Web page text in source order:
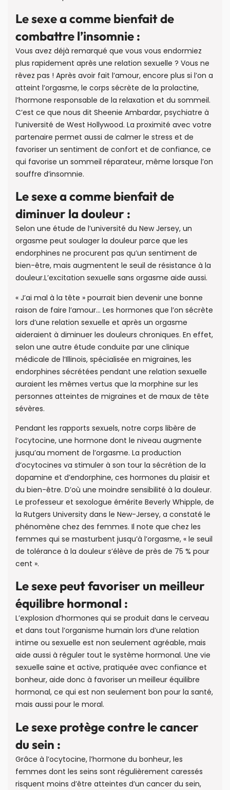
Le sexe a comme bienfait de
combattre l’insomnie :
Vous avez déjà remarqué que vous vous endormiez
plus rapidement après une relation sexuelle ? Vous ne
rêvez pas ! Après avoir fait l’amour, encore plus si l’on a
atteint l’orgasme, le corps sécrète de la prolactine,
l’hormone responsable de la relaxation et du sommeil.
C’est ce que nous dit Sheenie Ambardar, psychiatre à
l’université de West Hollywood. La proximité avec votre
partenaire permet aussi de calmer le stress et de
favoriser un sentiment de confort et de confiance, ce
qui favorise un sommeil réparateur, même lorsque l’on
souffre d’insomnie.
Le sexe a comme bienfait de
diminuer la douleur :
Selon une étude de l’université du New Jersey, un
orgasme peut soulager la douleur parce que les
endorphines ne procurent pas qu’un sentiment de
bien-être, mais augmentent le seuil de résistance à la
douleur.L’excitation sexuelle sans orgasme aide aussi.
« J’ai mal à la tête » pourrait bien devenir une bonne
raison de faire l’amour… Les hormones que l’on sécrète
lors d’une relation sexuelle et après un orgasme
aideraient à diminuer les douleurs chroniques. En effet,
selon une autre étude conduite par une clinique
médicale de l’Illinois, spécialisée en migraines, les
endorphines sécrétées pendant une relation sexuelle
auraient les mêmes vertus que la morphine sur les
personnes atteintes de migraines et de maux de tête
sévères.
Pendant les rapports sexuels, notre corps libère de
l’ocytocine, une hormone dont le niveau augmente
jusqu’au moment de l’orgasme. La production
d’ocytocines va stimuler à son tour la sécrétion de la
dopamine et d’endorphine, ces hormones du plaisir et
du bien-être. D’où une moindre sensibilité à la douleur.
Le professeur et sexologue émérite Beverly Whipple, de
la Rutgers University dans le New-Jersey, a constaté le
phénomène chez des femmes. Il note que chez les
femmes qui se masturbent jusqu’à l’orgasme, « le seuil
de tolérance à la douleur s’élève de près de 75 % pour
cent ».
Le sexe peut favoriser un meilleur
équilibre hormonal :
L’explosion d’hormones qui se produit dans le cerveau
et dans tout l’organisme humain lors d’une relation
intime ou sexuelle est non seulement agréable, mais
aide aussi à réguler tout le système hormonal. Une vie
sexuelle saine et active, pratiquée avec confiance et
bonheur, aide donc à favoriser un meilleur équilibre
hormonal, ce qui est non seulement bon pour la santé,
mais aussi pour le moral.
Le sexe protège contre le cancer
du sein :
Grâce à l’ocytocine, l’hormone du bonheur, les
femmes dont les seins sont régulièrement caressés
risquent moins d’être atteintes d’un cancer du sein,